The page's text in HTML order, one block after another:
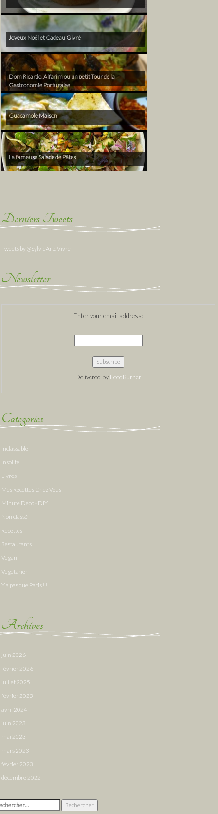
Joyeux Noël et Cadeau Givré
Dom Ricardo, Alfarim ou un petit Tour de la
Gastronomie Portugaise
Guacamole Maison
La fameuse Salade de Pâtes
Derniers Tweets
Tweets by @SylvieArtdVivre
Newsletter
Enter your email address:
Delivered by FeedBurner
Catégories
Inclassable
Insolite
Livres
Mes Recettes Chez Vous
Minute Deco - DIY
Non classé
Recettes
Restaurants
Vegan
Végétarien
Y a pas que Paris !!!
Archives
juin 2026
février 2026
juillet 2025
février 2025
avril 2024
juin 2023
mai 2023
mars 2023
février 2023
décembre 2022
: